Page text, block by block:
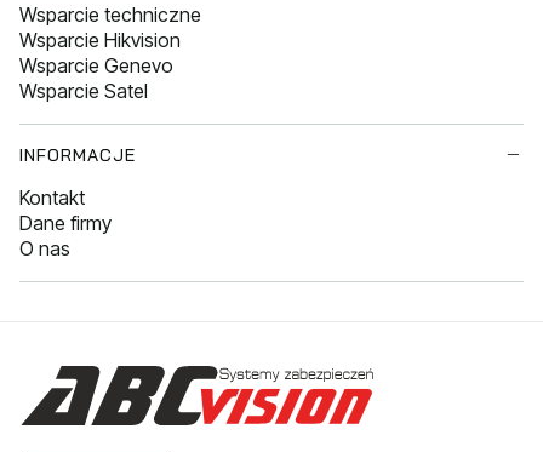
Wsparcie techniczne
Wsparcie Hikvision
Wsparcie Genevo
Wsparcie Satel
INFORMACJE
Kontakt
Dane firmy
O nas